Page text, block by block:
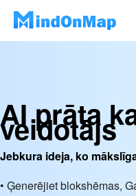
AI prāta
veidotājs
Jebkura ideja, ko
• Ģenerējiet blokshēmas,